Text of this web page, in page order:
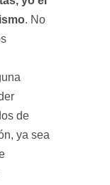
. No
de
ya sea